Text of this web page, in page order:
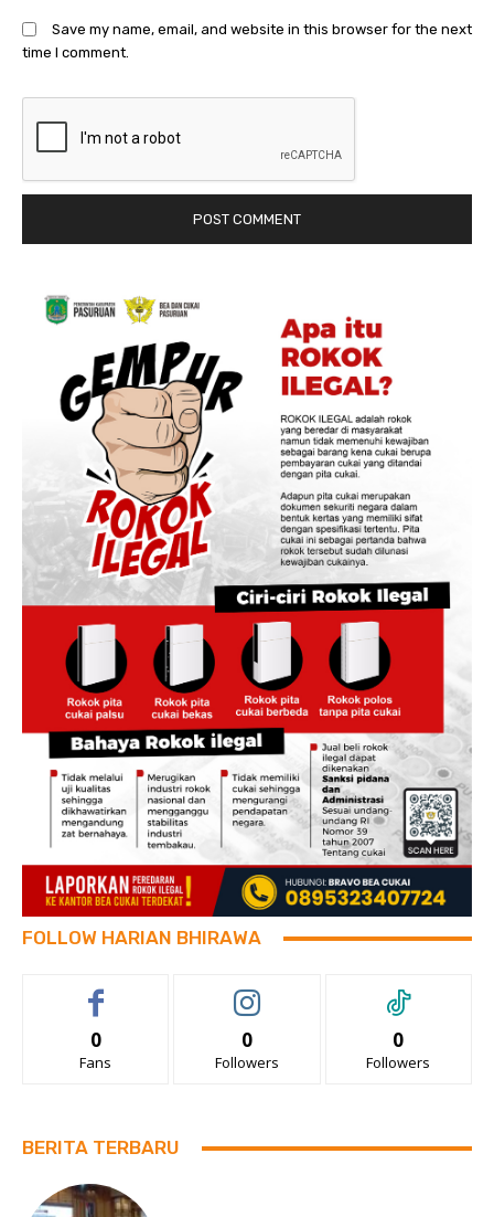
Save my name, email, and website in this browser for the next
time I comment.
FOLLOW HARIAN BHIRAWA
0
Fans
0
Followers
0
Followers
BERITA TERBARU